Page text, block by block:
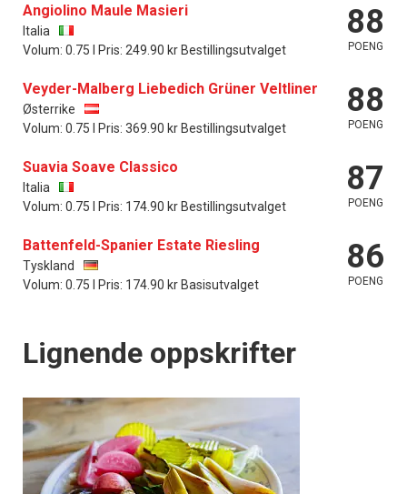
Angiolino Maule Masieri
Italia
Volum: 0.75 l Pris: 249.90 kr Bestillingsutvalget
88
POENG
Veyder-Malberg Liebedich Grüner Veltliner
Østerrike
Volum: 0.75 l Pris: 369.90 kr Bestillingsutvalget
88
POENG
Suavia Soave Classico
Italia
Volum: 0.75 l Pris: 174.90 kr Bestillingsutvalget
87
POENG
Battenfeld-Spanier Estate Riesling
Tyskland
Volum: 0.75 l Pris: 174.90 kr Basisutvalget
86
POENG
Lignende oppskrifter